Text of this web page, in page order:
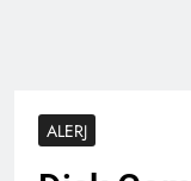
ALERJ